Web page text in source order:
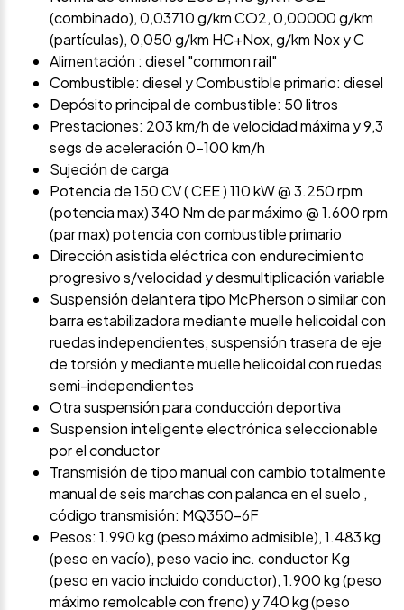
(combinado), 0,03710 g/km CO2, 0,00000 g/km
(partículas), 0,050 g/km HC+Nox, g/km Nox y C
Alimentación : diesel "common rail"
Combustible: diesel y Combustible primario: diesel
Depósito principal de combustible: 50 litros
Prestaciones: 203 km/h de velocidad máxima y 9,3
segs de aceleración 0-100 km/h
Sujeción de carga
Potencia de 150 CV ( CEE ) 110 kW @ 3.250 rpm
(potencia max) 340 Nm de par máximo @ 1.600 rpm
(par max) potencia con combustible primario
Dirección asistida eléctrica con endurecimiento
progresivo s/velocidad y desmultiplicación variable
Suspensión delantera tipo McPherson o similar con
barra estabilizadora mediante muelle helicoidal con
ruedas independientes, suspensión trasera de eje
de torsión y mediante muelle helicoidal con ruedas
semi-independientes
Otra suspensión para conducción deportiva
Suspension inteligente electrónica seleccionable
por el conductor
Transmisión de tipo manual con cambio totalmente
manual de seis marchas con palanca en el suelo ,
código transmisión: MQ350-6F
Pesos: 1.990 kg (peso máximo admisible), 1.483 kg
(peso en vacío), peso vacio inc. conductor Kg
(peso en vacio incluido conductor), 1.900 kg (peso
máximo remolcable con freno) y 740 kg (peso